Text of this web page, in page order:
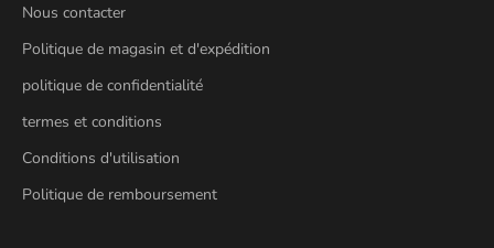
Nous contacter
Politique de magasin et d'expédition
politique de confidentialité
termes et conditions
Conditions d'utilisation
Politique de remboursement